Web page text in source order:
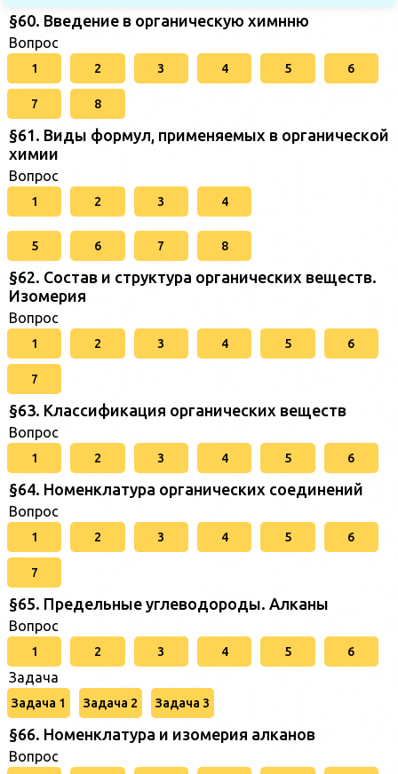
§60. Введение в органическую химнню
Вопрос
1 2 3 4 5 6
7 8
§61. Виды формул, применяемых в органической
химии
Вопрос
1 2 3 4
5 6 7 8
§62. Состав и структура органических веществ.
Изомерия
Вопрос
1 2 3 4 5 6
7
§63. Классификация органических веществ
Вопрос
1 2 3 4 5 6
§64. Номенклатура органических соединений
Вопрос
1 2 3 4 5 6
7
§65. Предельные углеводороды. Алканы
Вопрос
1 2 3 4 5 6
Задача
Задача 1 Задача 2 Задача 3
§66. Номенклатура и изомерия алканов
Вопрос